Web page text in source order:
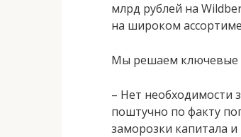
млрд рублей на
на широком
Мы решаем ключевые
– Нет необходимости
поштучно по факту
заморозки капитала